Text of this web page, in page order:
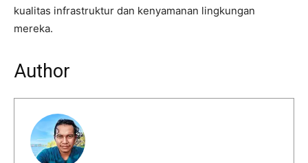
kualitas infrastruktur dan kenyamanan lingkungan
mereka.
Author